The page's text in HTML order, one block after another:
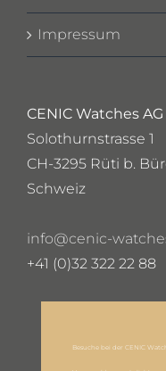
Impressum
CENIC Watches AG
Solothurnstrasse 1
CH-3295 Rüti b.
Schweiz
info@cenic-
+41 (0)32 322 22 88
Besuche bei der CENIC